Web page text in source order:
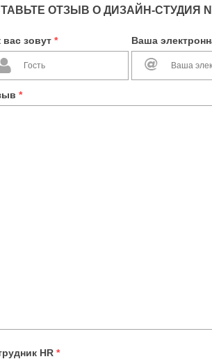
ОТЗЫВ О ДИЗАЙН-СТУДИЯ
вас зовут * Ваша
*
HR *